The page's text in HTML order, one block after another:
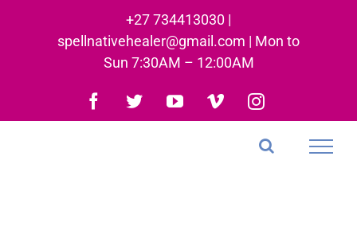
+27 734413030 |
spellnativehealer@gmail.com | Mon to
Sun 7:30AM – 12:00AM
Facebook
TwitterYouTubeVimeoInstagram